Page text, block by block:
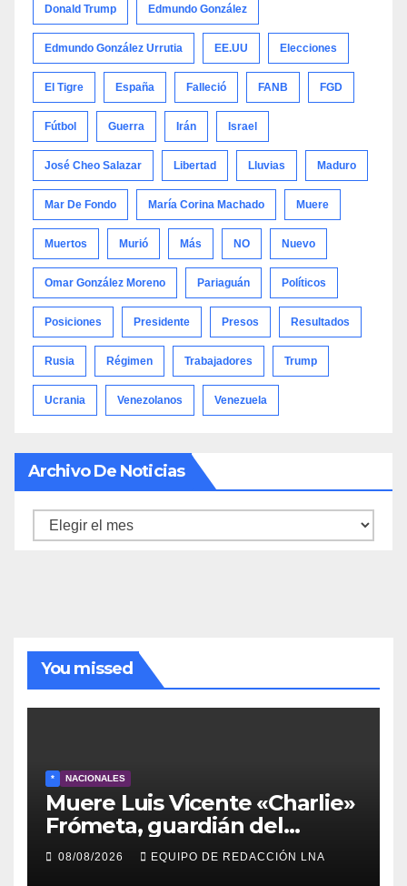
Donald Trump Edmundo González
Edmundo González Urrutia EE.UU Elecciones
El Tigre España Falleció FANB FGD
Fútbol Guerra Irán Israel
José Cheo Salazar Libertad Lluvias Maduro
Mar De Fondo María Corina Machado Muere
Muertos Murió Más NO Nuevo
Omar González Moreno Pariaguán Políticos
Posiciones Presidente Presos Resultados
Rusia Régimen Trabajadores Trump
Ucrania Venezolanos Venezuela
Archivo De Noticias
Archivo
You missed
* NACIONALES
Muere Luis Vicente «Charlie»
Frómeta, guardián del
legado musical de la Billo’s
Caracas Boys
08/08/2026 EQUIPO DE REDACCIÓN LNA